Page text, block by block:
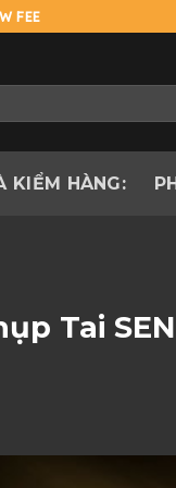
FEE
KIỂM HÀNG:
Tai